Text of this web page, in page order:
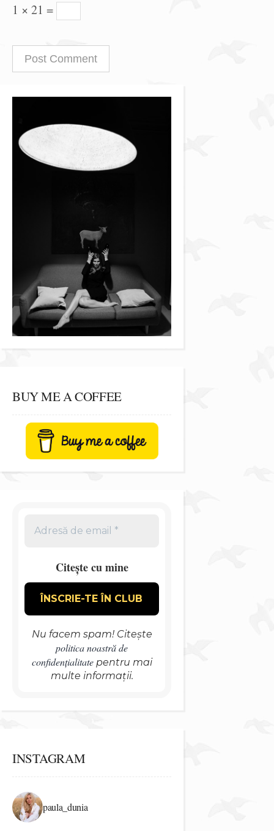
1 × 21 =
BUY ME A COFFEE
Citește cu mine
Nu facem spam! Citește
politica noastră de
confidențialitatepentru mai
multe informații.
INSTAGRAM
paula_dunia